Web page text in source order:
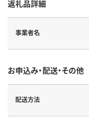
返礼品詳細
事業者名
お申込み・配送・その他
配送方法